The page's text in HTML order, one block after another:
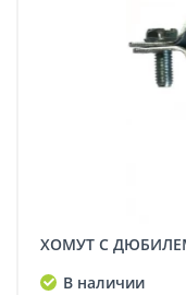
ХОМУТ С
В наличии